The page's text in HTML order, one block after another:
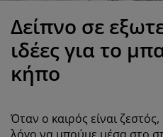
υπνοδωματίου
κρεβατιού
κρεβατιού
επίπλων
εξωτερικού χώρου
σπιτιού
δωμάτιο
Δείπνο σε
ιδέες για το
κήπο
Όταν ο καιρός είναι